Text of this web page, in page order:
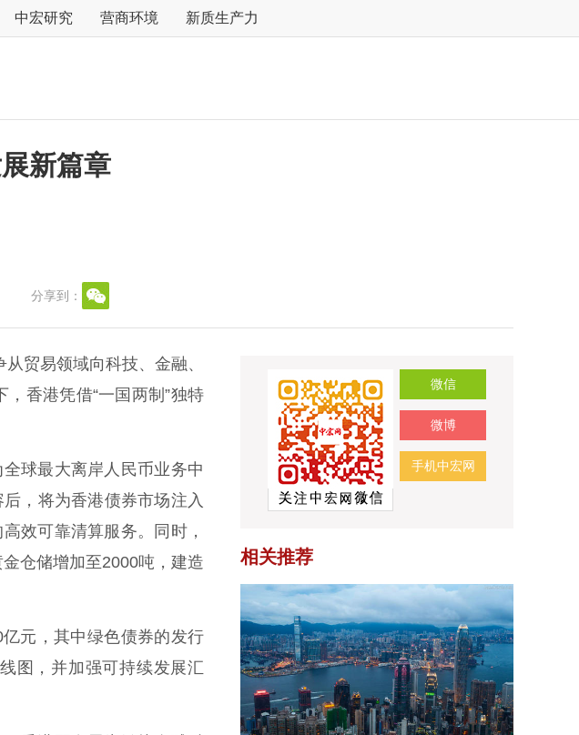
中宏研究 营商环境 新质生产力
新篇章
分享到：
贸易领域向科技、金融、
香港凭借“一国两制”独特
球最大离岸人民币业务中
，将为香港债券市场注入
效可靠清算服务。同时，
仓储增加至2000吨，建造
元，其中绿色债券的发行
图，并加强可持续发展汇
微信
微博
手机中宏网
相关推荐